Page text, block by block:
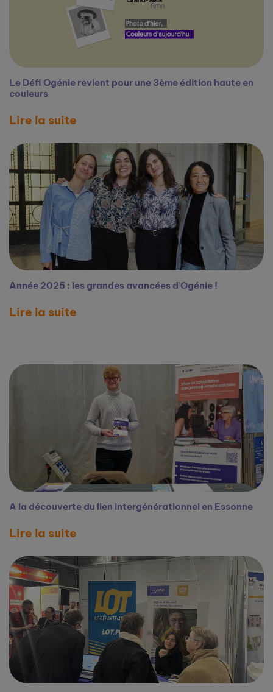
Le Défi Ogénie revient pour une 3ème édition haute en
couleurs
Lire la suite
Année 2025 : les grandes avancées d'Ogénie !
Lire la suite
A la découverte du lien intergénérationnel en Essonne
Lire la suite